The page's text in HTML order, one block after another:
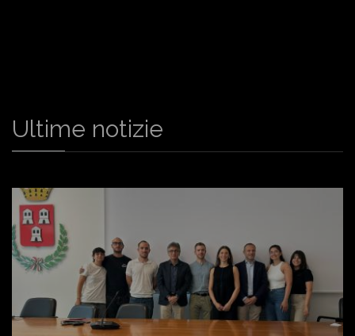
Ultime notizie